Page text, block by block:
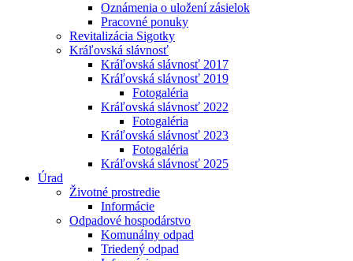
Oznámenia o uložení zásielok
Pracovné ponuky
Revitalizácia Sigotky
Kráľovská slávnosť
Kráľovská slávnosť 2017
Kráľovská slávnosť 2019
Fotogaléria
Kráľovská slávnosť 2022
Fotogaléria
Kráľovská slávnosť 2023
Fotogaléria
Kráľovská slávnosť 2025
Úrad
Životné prostredie
Informácie
Odpadové hospodárstvo
Komunálny odpad
Triedený odpad